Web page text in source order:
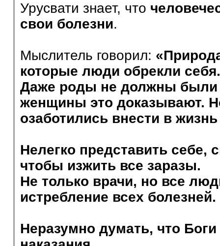
Урусвати знает, что
свои болезни.
Мыслитель говорил:
которые люди обрекли себя.
Даже роды не должны были
женщины это доказывают.
озаботились внести в
Нелегко представить себе,
чтобы изжить все заразы.
Не только врачи, но все
истребление всех болезней.
Неразумно думать, что